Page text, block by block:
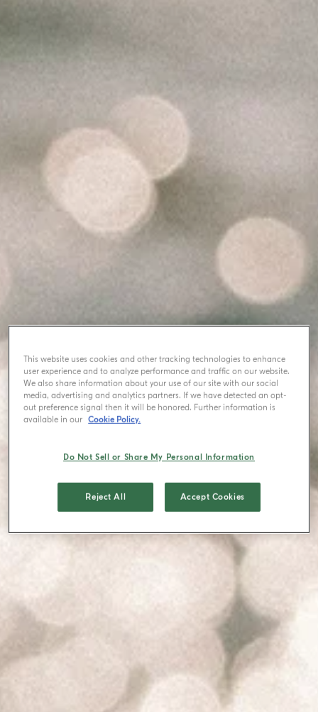
This website uses cookies and other tracking technologies to enhance
user experience and to analyze performance and traffic on our website.
We also share information about your use of our site with our social
media, advertising and analytics partners. If we have detected an opt-
out preference signal then it will be honored. Further information is
available in our Cookie Policy.
Do Not Sell or Share My Personal Information
Reject All Accept Cookies